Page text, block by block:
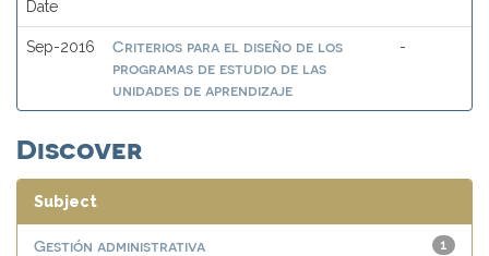
Date
Sep-2016
Criterios para el diseño de los
programas de estudio de las
unidades de aprendizaje
-
Discover
Subject
1
Gestión administrativa